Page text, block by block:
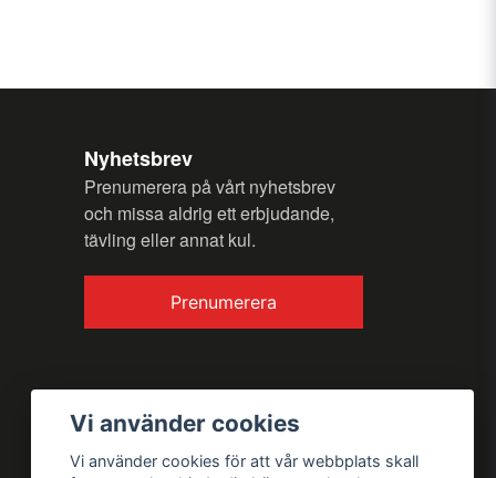
Nyhetsbrev
Prenumerera på vårt nyhetsbrev
och missa aldrig ett erbjudande,
tävling eller annat kul.
Prenumerera
Vi använder cookies
Vi använder cookies för att vår webbplats skall